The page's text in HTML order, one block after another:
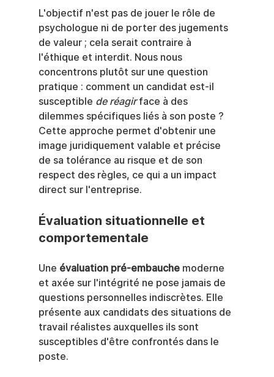
L'objectif n'est pas de jouer le rôle de
psychologue ni de porter des jugements
de valeur ; cela serait contraire à
l'éthique et interdit. Nous nous
concentrons plutôt sur une question
pratique : comment un candidat est-il
susceptible de réagir face à des
dilemmes spécifiques liés à son poste ?
Cette approche permet d'obtenir une
image juridiquement valable et précise
de sa tolérance au risque et de son
respect des règles, ce qui a un impact
direct sur l'entreprise.
Évaluation situationnelle et
comportementale
Une évaluation pré-embauche moderne
et axée sur l'intégrité ne pose jamais de
questions personnelles indiscrètes. Elle
présente aux candidats des situations de
travail réalistes auxquelles ils sont
susceptibles d'être confrontés dans le
poste.